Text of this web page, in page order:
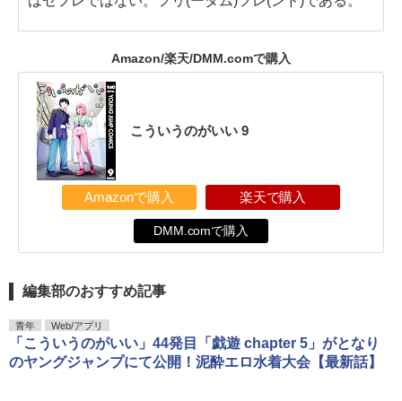
Amazon/楽天/DMM.comで購入
こういうのがいい 9
Amazonで購入 楽天で購入
DMM.comで購入
編集部のおすすめ記事
青年 Web/アプリ
「こういうのがいい」44発目「戯遊 chapter 5」がとなり
のヤングジャンプにて公開！泥酔エロ水着大会【最新話】